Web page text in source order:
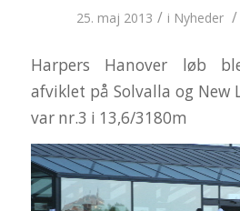
25. maj 2013 / i Nyheder /
Harpers Hanover løb
afviklet på Solvalla og New
var nr.3 i 13,6/3180m